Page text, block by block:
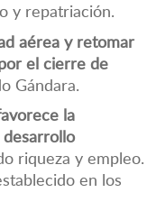
y repatriación.
aérea y retomar
el cierre de
Gándara.
la
riqueza y empleo.
en los